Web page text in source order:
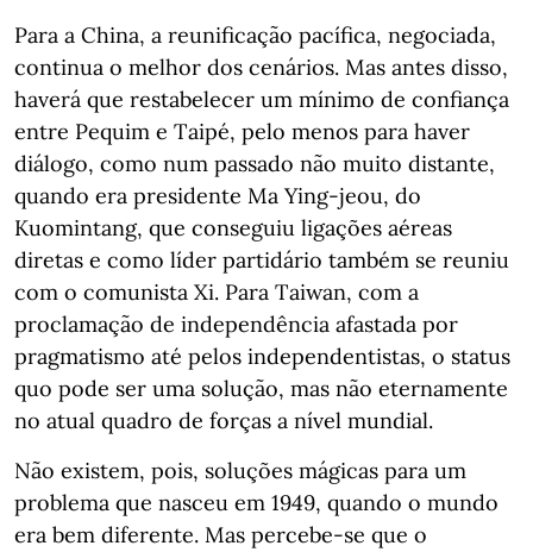
Para a China, a reunificação pacífica, negociada,
continua o melhor dos cenários. Mas antes disso,
haverá que restabelecer um mínimo de confiança
entre Pequim e Taipé, pelo menos para haver
diálogo, como num passado não muito distante,
quando era presidente Ma Ying-jeou, do
Kuomintang, que conseguiu ligações aéreas
diretas e como líder partidário também se reuniu
com o comunista Xi. Para Taiwan, com a
proclamação de independência afastada por
pragmatismo até pelos independentistas, o status
quo pode ser uma solução, mas não eternamente
no atual quadro de forças a nível mundial.
Não existem, pois, soluções mágicas para um
problema que nasceu em 1949, quando o mundo
era bem diferente. Mas percebe-se que o